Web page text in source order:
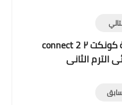
كراسة التدريبات والمتابعة كونكت ٢ connect 2
الترم الثانى